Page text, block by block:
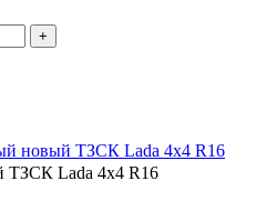
+
ТЗСК Lada 4x4 R16